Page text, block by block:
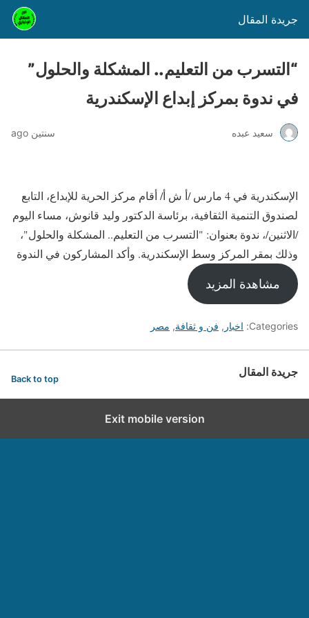
جريدة المقال
“التسرب من التعليم.. المشكلة والحلول”
في ندوة بمركز إبداع الإسكندرية
سعيد عبده سنتين ago
الإسكندرية في 4 مارس /أ ش أ/ أقام مركز الحرية للإبداع، التابع
لصندوق التنمية الثقافية، برئاسة الدكتور وليد قانوش، مساء اليوم
/الاثنين/، ندوة بعنوان: "التسرب من التعليم.. المشكلة والحلول"،
وذلك بمقر المركز وسط الإسكندرية. وأكد المشاركون في الندوة
مشاهدة المزيد
Categories: اخبار , فن و ثقافة, مصر
جريدة المقال Back to top
Exit mobile version